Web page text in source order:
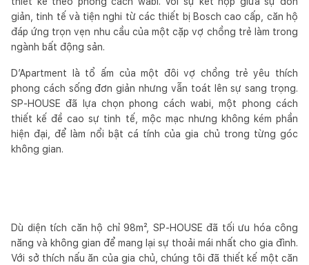
giản, tinh tế và tiện nghi từ các thiết bị Bosch cao cấp, căn hộ
đáp ứng trọn vẹn nhu cầu của một cặp vợ chồng trẻ làm trong
ngành bất động sản.
D’Apartment là tổ ấm của một đôi vợ chồng trẻ yêu thích
phong cách sống đơn giản nhưng vẫn toát lên sự sang trọng.
SP-HOUSE đã lựa chọn phong cách wabi, một phong cách
thiết kế đề cao sự tinh tế, mộc mạc nhưng không kém phần
hiện đại, để làm nổi bật cá tính của gia chủ trong từng góc
không gian.
Dù diện tích căn hộ chỉ 98m², SP-HOUSE đã tối ưu hóa công
năng và không gian để mang lại sự thoải mái nhất cho gia đình.
Với sở thích nấu ăn của gia chủ, chúng tôi đã thiết kế một căn